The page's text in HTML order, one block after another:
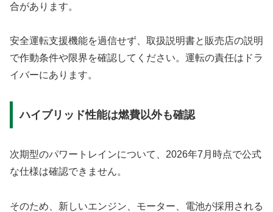
合があります。
安全運転支援機能を過信せず、取扱説明書と販売店の説明
で作動条件や限界を確認してください。運転の責任はドラ
イバーにあります。
ハイブリッド性能は燃費以外も確認
次期型のパワートレインについて、2026年7月時点で公式
な仕様は確認できません。
そのため、新しいエンジン、モーター、電池が採用される